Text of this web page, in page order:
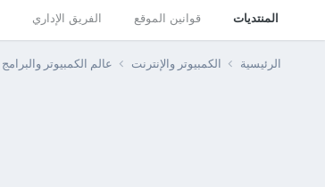
المنتديات قوانين الموقع الفريق الإداري
الرئيسية الكمبيوتر والإنترنت عالم الكمبيوتر والبرامج